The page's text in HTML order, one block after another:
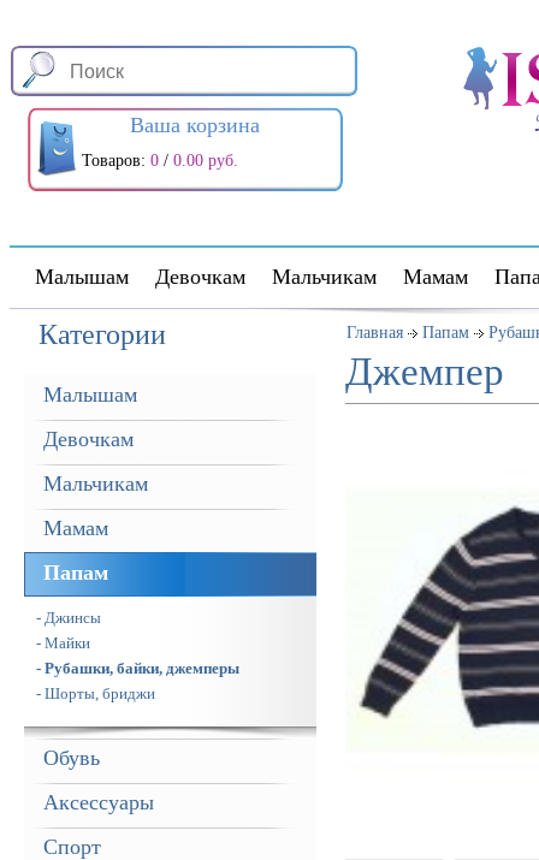
Ваша корзина
Товаров: 0 / 0.00 руб.
Малышам Девочкам Мальчикам Мамам
Категории
Малышам
Девочкам
Мальчикам
Мамам
Папам
- Джинсы
- Майки
- Рубашки, байки, джемперы
- Шорты, бриджи
Обувь
Аксессуары
Спорт
Главная Папам
Джемпер